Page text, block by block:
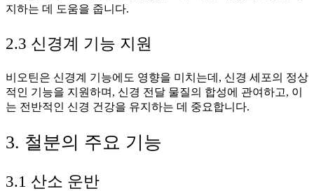
지하는 데 도움을 줍니다.
2.3 신경계 기능 지원
비오틴은 신경계 기능에도 영향을 미치는데, 신경 세포의 정상
적인 기능을 지원하며, 신경 전달 물질의 합성에 관여하고, 이
는 전반적인 신경 건강을 유지하는 데 중요합니다.
3. 철분의 주요 기능
3.1 산소 운반